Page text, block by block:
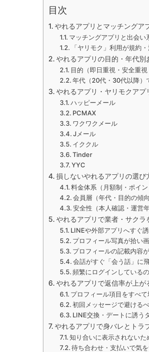
目次
やれるアプリとマッチングア
マッチングアプリと出会
「ヤリモク」利用が規約
やれるアプリの目的・年代別
目的（即日重視・安全重
年代（20代・30代以降）
やれるアプリ・ヤリモクアプ
ハッピーメール
PCMAX
ワクワクメール
Jメール
イククル
Tinder
YYC
損しないやれるアプリの選び
料金体系（月額制・ポイ
会員層（年代・目的の傾
安全性（本人確認・運営
やれるアプリで業者・サクラ
LINEや外部アプリへすぐ
プロフィール写真が拾い
プロフィールの記載内容
会話がすぐ「会う話」に
頻繁にログインしている
やれるアプリで返信率が上
プロフィール項目をすべ
初回メッセージで避ける
LINE交換・デートに誘う
やれるアプリで身バレとトラ
知り合いに表示されないた
待ち合わせ・支払いで気